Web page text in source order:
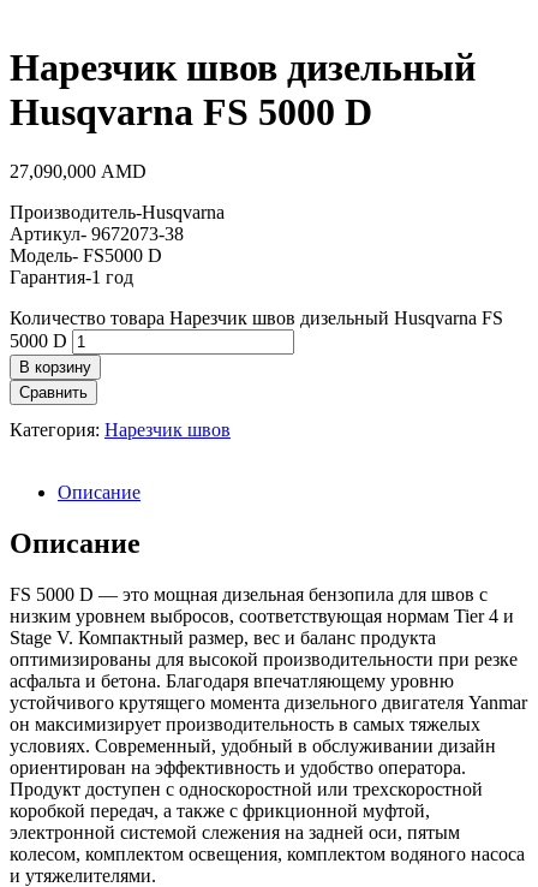
Нарезчик швов дизельный
Husqvarna FS 5000 D
27,090,000 AMD
Производитель-Husqvarna
Артикул- 9672073-38
Модель- FS5000 D
Гарантия-1 год
Количество товара Нарезчик швов дизельный Husqvarna FS
5000 D
В корзину
Сравнить
Категория: Нарезчик швов
Описание
Описание
FS 5000 D — это мощная дизельная бензопила для швов с
низким уровнем выбросов, соответствующая нормам Tier 4 и
Stage V. Компактный размер, вес и баланс продукта
оптимизированы для высокой производительности при резке
асфальта и бетона. Благодаря впечатляющему уровню
устойчивого крутящего момента дизельного двигателя Yanmar
он максимизирует производительность в самых тяжелых
условиях. Современный, удобный в обслуживании дизайн
ориентирован на эффективность и удобство оператора.
Продукт доступен с односкоростной или трехскоростной
коробкой передач, а также с фрикционной муфтой,
электронной системой слежения на задней оси, пятым
колесом, комплектом освещения, комплектом водяного насоса
и утяжелителями.